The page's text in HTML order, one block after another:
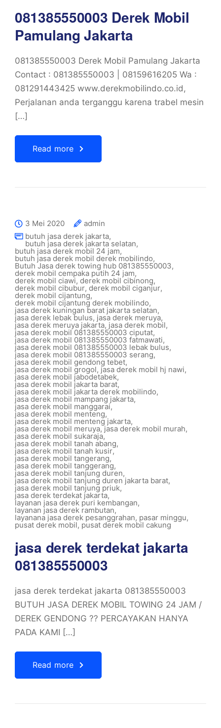
081385550003 Derek Mobil
Pamulang Jakarta
081385550003 Derek Mobil Pamulang Jakarta
Contact : 081385550003 | 08159616205 Wa :
081291443425 www.derekmobilindo.co.id,
Perjalanan anda terganggu karena trabel mesin
[…]
Read more
3 Mei 2020
admin
butuh jasa derek jakarta,
butuh jasa derek jakarta selatan,
butuh jasa derek mobil 24 jam,
butuh jasa derek mobil derek mobilindo,
Butuh Jasa derek towing hub 081385550003,
derek mobil cempaka putih 24 jam,
derek mobil ciawi, derek mobil cibinong,
derek mobil cibubur, derek mobil ciganjur,
derek mobil cijantung,
derek mobil cijantung derek mobilindo,
jasa derek kuningan barat jakarta selatan,
jasa derek lebak bulus, jasa derek meruya,
jasa derek meruya jakarta, jasa derek mobil,
jasa derek mobil 081385550003 ciputat,
jasa derek mobil 081385550003 fatmawati,
jasa derek mobil 081385550003 lebak bulus,
jasa derek mobil 081385550003 serang,
jasa derek mobil gendong tebet,
jasa derek mobil grogol, jasa derek mobil hj nawi,
jasa derek mobil jabodetabek,
jasa derek mobil jakarta barat,
jasa derek mobil jakarta derek mobilindo,
jasa derek mobil mampang jakarta,
jasa derek mobil manggarai,
jasa derek mobil menteng,
jasa derek mobil menteng jakarta,
jasa derek mobil meruya,jasa derek mobil murah,
jasa derek mobil sukaraja,
jasa derek mobil tanah abang,
jasa derek mobil tanah kusir,
jasa derek mobil tangerang,
jasa derek mobil tanggerang,
jasa derek mobil tanjung duren,
jasa derek mobil tanjung duren jakarta barat,
jasa derek mobil tanjung priuk,
jasa derek terdekat jakarta,
layanan jasa derek puri kembangan,
layanan jasa derek rambutan,
layanana jasa derek pesanggrahan, pasar minggu,
pusat derek mobil, pusat derek mobil cakung
jasa derek terdekat jakarta
081385550003
jasa derek terdekat jakarta 081385550003
BUTUH JASA DEREK MOBIL TOWING 24 JAM /
DEREK GENDONG ?? PERCAYAKAN HANYA
PADA KAMI […]
Read more